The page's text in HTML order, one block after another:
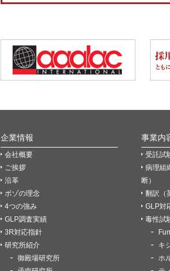
企業情報
会社概要
ご挨拶
沿革
ボゾの理念
4つの強み
GLP調査実績
3R対応指針
研究所紹介
御殿場研究所
事業内
受託試
病理組
断）
翻訳（
GLP対
毒性試
キ
ホ